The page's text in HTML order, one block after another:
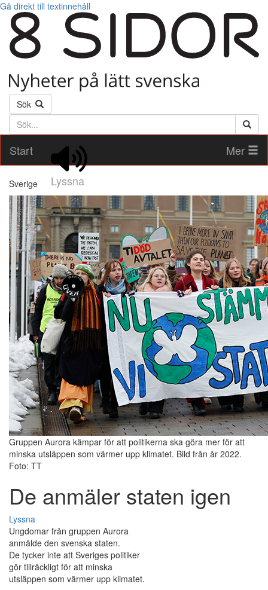
Gå direkt till textinnehåll
Sök
Söktext
Start
Lyssna
Mer
Sverige
Gruppen Aurora kämpar för att politikerna ska göra mer för att
minska utsläppen som värmer upp klimatet. Bild från år 2022.
Foto: TT
De anmäler staten igen
Lyssna
Ungdomar från gruppen Aurora
anmälde den svenska staten.
De tycker inte att Sveriges politiker
gör tillräckligt för att minska
utsläppen som värmer upp klimatet.